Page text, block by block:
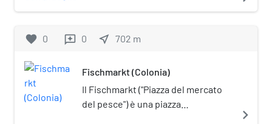
più interessanti tra le dodici
Germania. Per secoli fu la chiesa
duomo e nel 1965 è stata insignita
del titolo di basilica minore.
favorite 0 reviews 0 near_me 702 m
Fischmarkt (Colonia)
Il Fischmarkt ("Piazza del mercato
del pesce") è una piazza
navigate_next